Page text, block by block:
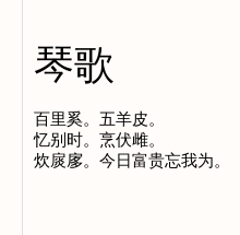
琴歌
百里奚。五羊皮。
忆别时。烹伏雌。